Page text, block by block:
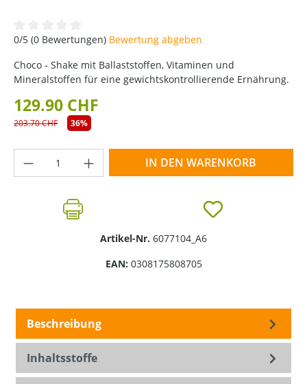
Durchschnittliche Bewertung von 0 von 5 Sternen
0/5 (0 Bewertungen) Bewertung abgeben
Choco - Shake mit Ballaststoffen, Vitaminen und
Mineralstoffen für eine gewichtskontrollierende Ernährung.
129.90 CHF
203.70 CHF 36%
Produkt Anzahl: Gib den gewünschten
IN DEN WARENKORB
Artikel-Nr. 6077104_A6
EAN: 0308175808705
Beschreibung
Inhaltsstoffe